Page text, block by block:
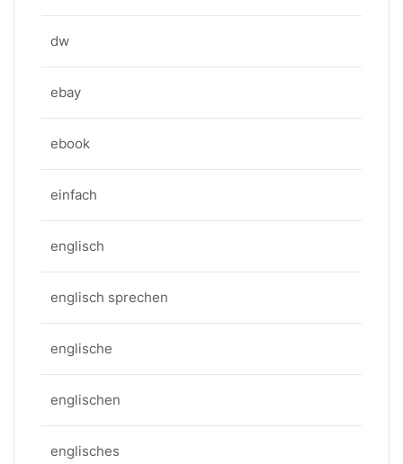
dw
ebay
ebook
einfach
englisch
englisch sprechen
englische
englischen
englisches